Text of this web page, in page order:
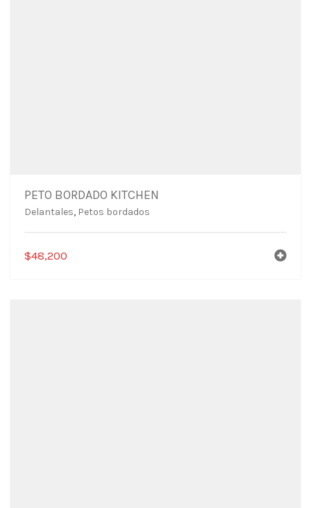
PETO BORDADO KITCHEN
Delantales, Petos bordados
$48,200